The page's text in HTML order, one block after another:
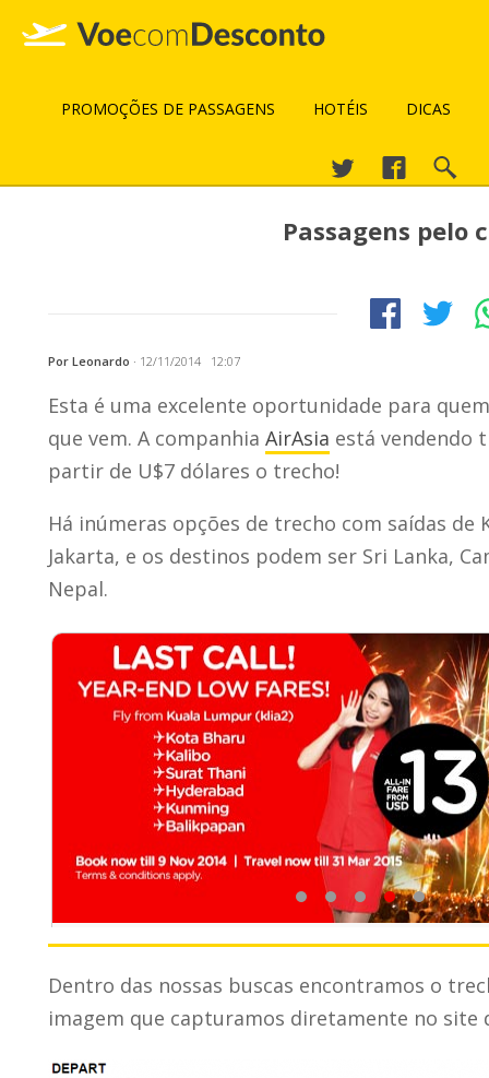
PROMOÇÕES DE PASSAGENS HOTÉIS DICAS
Passagens
Por Leonardo · 12/11/2014 12:07
Esta é uma excelente oportunidade para
que vem. A companhia AirAsia está vendendo
partir de U$7 dólares o trecho!
Há inúmeras opções de trecho com saídas de
Jakarta, e os destinos podem ser Sri Lanka,
Nepal.
Dentro das nossas buscas encontramos o
imagem que capturamos diretamente no site